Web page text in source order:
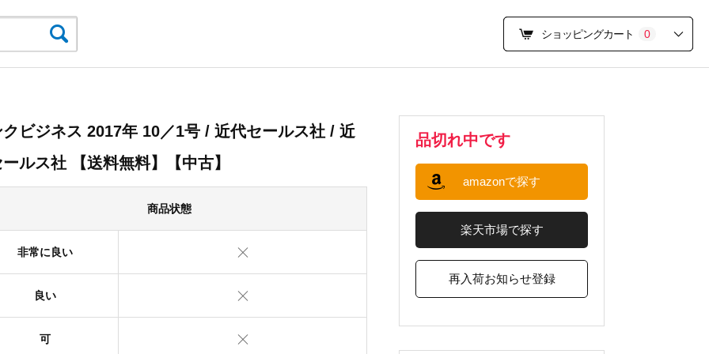
ショッピングカート 0
品切れ中です
amazonで探す
楽天市場で探す
再入荷お知らせ登録
ビジネス 2017年 10／1号 / 近代セールス社 / 近
ルス社 【送料無料】【中古】
商品状態
非常に良い
良い
可